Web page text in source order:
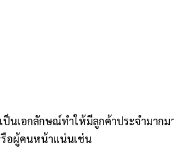
นเอกลักษณ์ทำให้มีลูกค้าประจำมาก
อผู้คนหน้าแน่นเช่น